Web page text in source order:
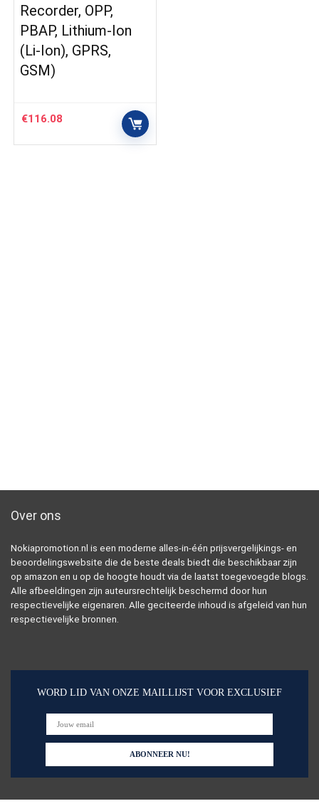
Recorder, OPP,
PBAP, Lithium-Ion
(Li-Ion), GPRS,
GSM)
€116.08
Over ons
Nokiapromotion.nl is een moderne alles-in-één prijsvergelijkings- en
beoordelingswebsite die de beste deals biedt die beschikbaar zijn
op amazon en u op de hoogte houdt via de laatst toegevoegde blogs.
Alle afbeeldingen zijn auteursrechtelijk beschermd door hun
respectievelijke eigenaren. Alle geciteerde inhoud is afgeleid van hun
respectievelijke bronnen.
WORD LID VAN ONZE MAILLIJST VOOR EXCLUSIEF